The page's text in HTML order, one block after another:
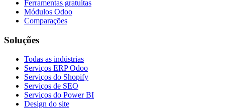
Ferramentas gratuitas
Módulos Odoo
Comparações
Soluções
Todas as indústrias
Serviços ERP Odoo
Serviços do Shopify
Serviços de SEO
Serviços do Power BI
Design do site